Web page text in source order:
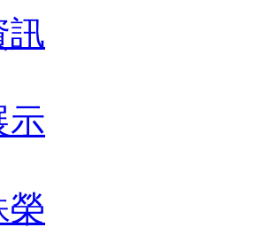
訊
示
榮